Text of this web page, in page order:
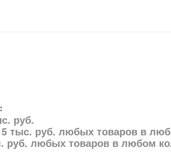
руб.
тыс. руб. любых товаров в
руб. любых товаров в любом